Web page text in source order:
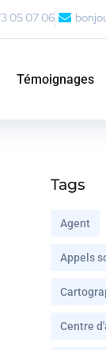
05 07 06
Témoignages
Tags
Agent
Appels
Centre